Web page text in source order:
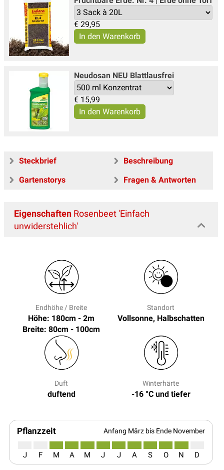
€ 29,95
Neudosan NEU Blattlausfrei
€ 15,99
Steckbrief
Beschreibung
Gartenstorys
Fragen & Antworten
Eigenschaften Rosenbeet 'Einfach
unwiderstehlich'
Endhöhe / Breite
Höhe: 180cm - 2m
Breite: 80cm - 100cm
Standort
Vollsonne, Halbschatten
Duft
duftend
Winterhärte
-16 °C und tiefer
Pflanzzeit Anfang März bis Ende November
J F M A M J J A S O N D